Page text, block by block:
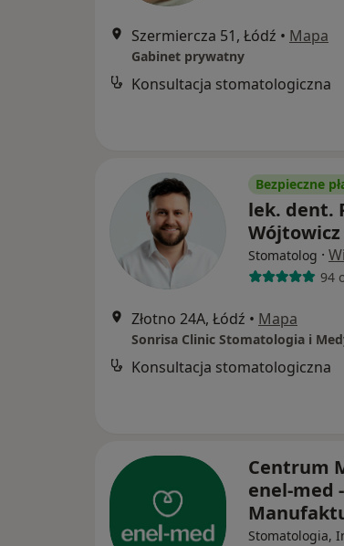
Szermiercza 51, Łódź • Mapa
Gabinet prywatny
Konsultacja stomatologiczna
Bezpieczne
lek. dent.
Wójtowicz
Stomatolog ·
94
Złotno 24A, Łódź • Mapa
Sonrisa Clinic Stomatologia i
Konsultacja stomatologiczna
Centrum
enel-med
Stomatologia,